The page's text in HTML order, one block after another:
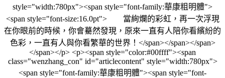
style="width:780px"><span style="font-family:華康粗明體">
<span style="font-size:16.0pt"> 當絢爛的彩虹，再一次浮現
在你眼前的時候，你會驀然發現，原來一直有人陪你看繽紛的
色彩，一直有人與你看繁華的世界！</span></span></span>
</span></p> <p><span style="color:#00ffff"><span
class="wenzhang_con" id="articlecontent" style="width:780px">
<span style="font-family:華康粗明體"><span style="font-